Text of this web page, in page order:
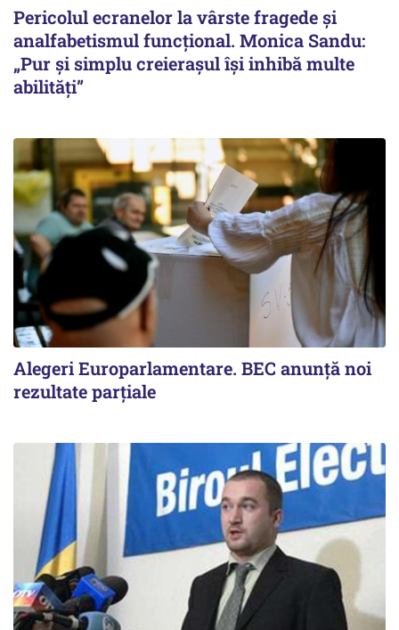
Pericolul ecranelor la vârste fragede și
analfabetismul funcțional. Monica Sandu:
„Pur și simplu creierașul își inhibă multe
abilități”
Alegeri Europarlamentare. BEC anunţă noi
rezultate parţiale